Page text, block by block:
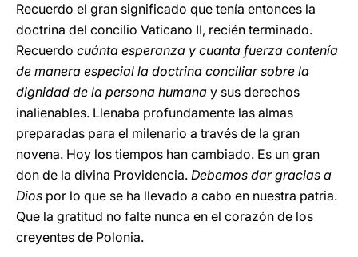
Recuerdo el gran significado que tenía entonces la
doctrina del concilio Vaticano II, recién terminado.
Recuerdo cuánta esperanza y cuanta fuerza contenía
de manera especial la doctrina conciliar sobre la
dignidad de la persona humana y sus derechos
inalienables. Llenaba profundamente las almas
preparadas para el milenario a través de la gran
novena. Hoy los tiempos han cambiado. Es un gran
don de la divina Providencia. Debemos dar gracias a
Dios por lo que se ha llevado a cabo en nuestra patria.
Que la gratitud no falte nunca en el corazón de los
creyentes de Polonia.